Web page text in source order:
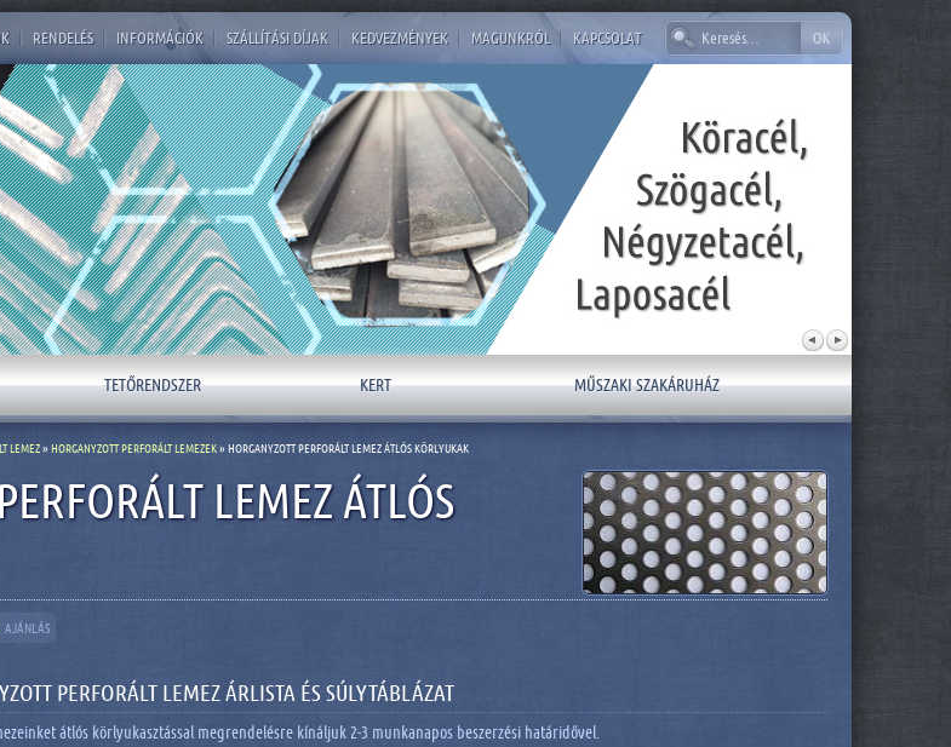
RENDELÉS INFORMÁCIÓK SZÁLLÍTÁSI DÍJAK KEDVEZMÉNYEK MAGUNKRÓL KAPCSOLAT
TETŐRENDSZER KERT MŰSZAKI SZAKÁRUHÁZ
LEMEZ ÁTLÓS
AJÁNLÁS
PERFORÁLT LEMEZ ÁRLISTA ÉS SÚLYTÁBLÁZAT
átlós körlyukasztással megrendelésre kínáljuk 2-3 munkanapos beszerzési határidővel.
LEMEZ»HORGANYZOTT PERFORÁLT LEMEZEK» HORGANYZOTT PERFORÁLT LEMEZ ÁTLÓS KÖRLYUKAK